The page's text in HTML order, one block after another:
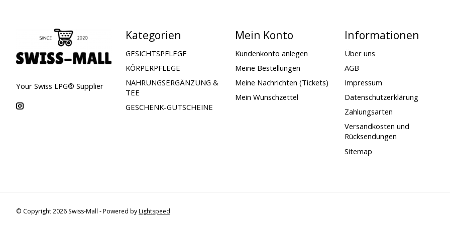
Your Swiss LPG® Supplier
Kategorien
GESICHTSPFLEGE
KÖRPERPFLEGE
NAHRUNGSERGÄNZUNG &
TEE
GESCHENK-GUTSCHEINE
Mein Konto
Kundenkonto anlegen
Meine Bestellungen
Meine Nachrichten (Tickets)
Mein Wunschzettel
Informationen
Über uns
AGB
Impressum
Datenschutzerklärung
Zahlungsarten
Versandkosten und
Rücksendungen
Sitemap
© Copyright 2026 Swiss-Mall - Powered byLightspeed